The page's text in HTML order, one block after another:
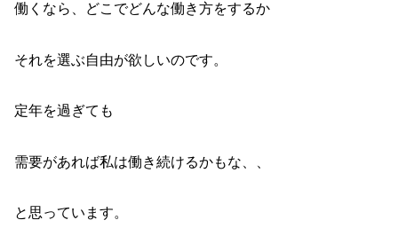
働くなら、どこでどんな働き方をするか
それを選ぶ自由が欲しいのです。
定年を過ぎても
需要があれば私は働き続けるかもな、、
と思っています。